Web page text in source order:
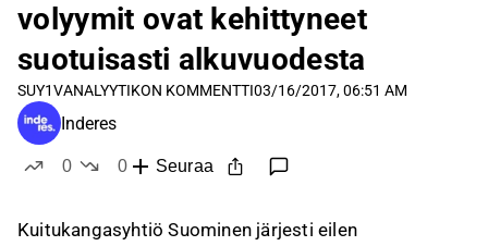
volyymit ovat kehittyneet
suotuisasti alkuvuodesta
SUY1VANALYYTIKON KOMMENTTI03/16/2017, 06:51 AM
Inderes
0
0
Seuraa
Kuitukangasyhtiö Suominen järjesti eilen